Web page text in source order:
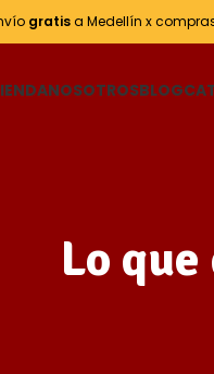
gratisa Medellín x
NOSOTROSBLOG
Lo